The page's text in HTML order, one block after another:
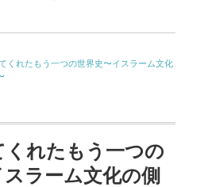
くれたもう一つの世界史〜イスラーム文化
くれたもう一つの
ラーム文化の側